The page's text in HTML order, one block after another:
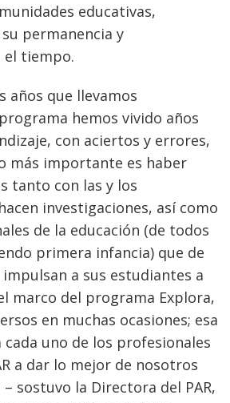
educativas,
permanencia y
el tiempo.
años que llevamos
hemos vivido años
con aciertos y errores,
más importante es haber
tanto con las y los
investigaciones, así como
de la educación (de todos
primera infancia) que de
a sus estudiantes a
marco del programa Explora,
en muchas ocasiones; esa
uno de los profesionales
a dar lo mejor de nosotros
sostuvo la Directora del PAR,